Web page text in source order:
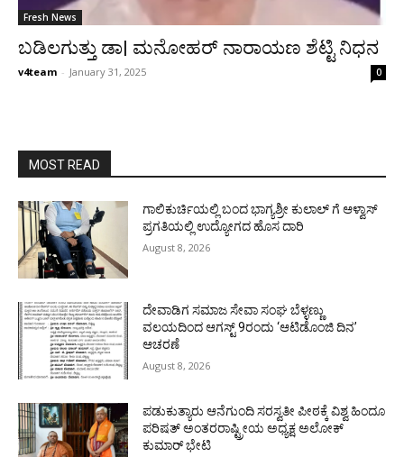
Fresh News
ಬಡಿಲಗುತ್ತು ಡಾ| ಮನೋಹರ್ ನಾರಾಯಣ ಶೆಟ್ಟಿ ನಿಧನ
v4team - January 31, 2025 0
MOST READ
ಗಾಲಿಕುರ್ಚಿಯಲ್ಲಿ ಬಂದ ಭಾಗ್ಯಶ್ರೀ ಕುಲಾಲ್ ಗೆ ಆಳ್ವಾಸ್
ಪ್ರಗತಿಯಲ್ಲಿ ಉದ್ಯೋಗದ ಹೊಸ ದಾರಿ
August 8, 2026
ದೇವಾಡಿಗ ಸಮಾಜ ಸೇವಾ ಸಂಘ ಬೆಳ್ಳಣ್ಣು
ವಲಯದಿಂದ ಆಗಸ್ಟ್ 9ರಂದು ‘ಆಟಿಡೊಂಜಿ ದಿನ’
ಆಚರಣೆ
August 8, 2026
ಪಡುಕುತ್ಯಾರು ಆನೆಗುಂದಿ ಸರಸ್ವತೀ ಪೀಠಕ್ಕೆ ವಿಶ್ವ ಹಿಂದೂ
ಪರಿಷತ್ ಅಂತರರಾಷ್ಟ್ರೀಯ ಅಧ್ಯಕ್ಷ ಅಲೋಕ್
ಕುಮಾರ್ ಭೇಟಿ